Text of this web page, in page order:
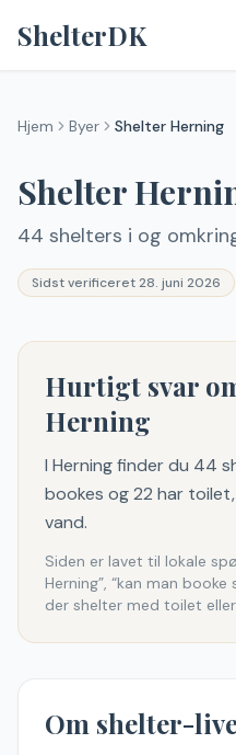
ShelterDK
Hjem Byer Shelter Herning
Shelter
44 shelters i og
Sidst verificeret28. juni 2026
Hurtigt svar
Herning
I Herning finder du 44
bookes og 22 har
vand.
Siden er lavet til lokale
Herning”, “kan man booke
der shelter med toilet
Om shelter-